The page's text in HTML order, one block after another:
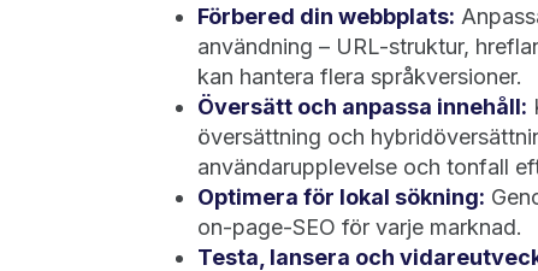
Förbered din webbplats:
användning – URL-struktur,
kan hantera flera språkversioner.
Översätt och anpassa innehåll:
översättning och
användarupplevelse och tonfall
Optimera för lokal sökning:
on-page-SEO för varje marknad.
Testa, lansera och